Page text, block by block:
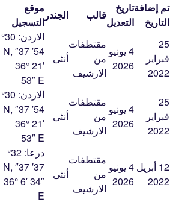
تم إضافة
التاريخ
تاريخ
التعديل
قالب الجندر
موقع
التسجيل
25
فبراير
2022
4 يونيو
2026
مقتطفات
من
الارشيف
أنثى
الاردن:
30°
54′ 37″ N,
36° 21′
53″ E
25
فبراير
2022
4 يونيو
2026
مقتطفات
من
الارشيف
أنثى
الاردن:
30°
54′ 37″ N,
36° 21′
53″ E
12 أبريل
2022
4 يونيو
2026
مقتطفات
من
الارشيف
أنثى
درعا:
32°
37′ 37″ N,
36° 6′ 34″
E